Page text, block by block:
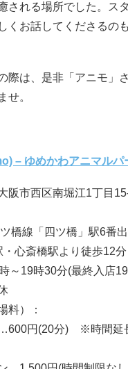
される場所でした。ス
くお話してくださるの
際は、是非「アニモ」
せ。
– ゆめかわアニマルパ
阪市西区南堀江1丁目
橋線「四ツ橋」駅6番
心斎橋駅より徒歩12分
～19時30分(最終入店
料）：
円(20分) ※時間延